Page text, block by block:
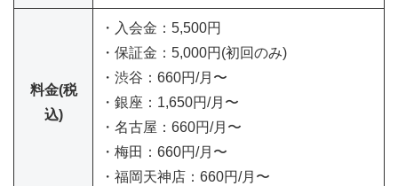
料金(税
込)
・入会金：5,500円
・保証金：5,000円(初回のみ)
・渋谷：660円/月〜
・銀座：1,650円/月〜
・名古屋：660円/月〜
・梅田：660円/月〜
・福岡天神店：660円/月〜